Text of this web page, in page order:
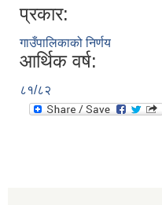
प्रकार:
गाउँपालिकाको निर्णय
आर्थिक वर्ष:
८१/८२